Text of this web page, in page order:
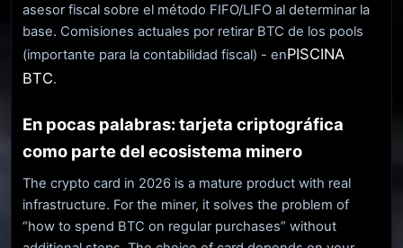
asesor fiscal sobre el método FIFO/LIFO al determinar la
base. Comisiones actuales por retirar BTC de los pools
(importante para la contabilidad fiscal) - enPISCINA
BTC.
En pocas palabras: tarjeta criptográfica
como parte del ecosistema minero
The crypto card in 2026 is a mature product with real
infrastructure. For the miner, it solves the problem of
“how to spend BTC on regular purchases” without